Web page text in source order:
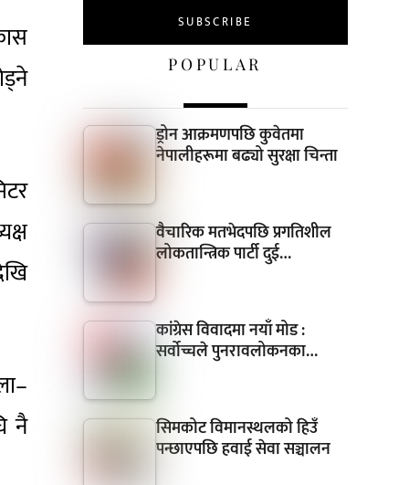
नै
POPULAR
ड्रोन आक्रमणपछि कुवेतमा
नेपालीहरूमा बढ्यो सुरक्षा चिन्ता
वैचारिक मतभेदपछि प्रगतिशील
लोकतान्त्रिक पार्टी दुई…
कांग्रेस विवादमा नयाँ मोड :
सर्वोच्चले पुनरावलोकनका…
सिमकोट विमानस्थलको हिउँ
पन्छाएपछि हवाई सेवा सञ्चालन